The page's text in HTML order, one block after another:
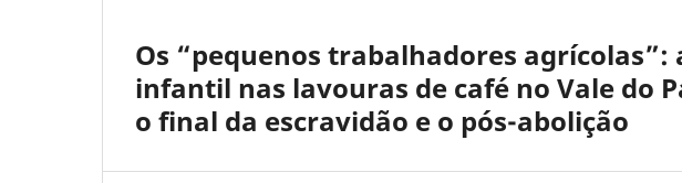
Os “pequenos trabalhadores
infantil nas lavouras de café no Vale do
o final da escravidão e o pós-abolição